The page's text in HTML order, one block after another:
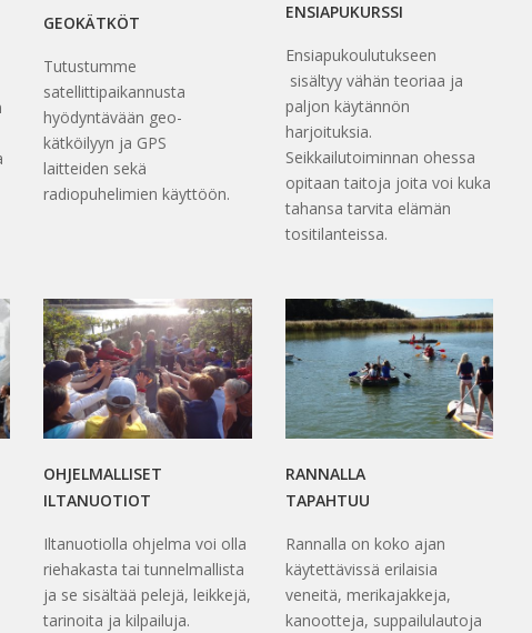
GEOKÄTKÖT
Tutustumme
satellittipaikannusta
hyödyntävään geo-
kätköilyyn ja GPS
laitteiden sekä
radiopuhelimien käyttöön.
ENSIAPUKURSSI
Ensiapukoulutukseen
sisältyy vähän teoriaa ja
paljon käytännön
harjoituksia.
Seikkailutoiminnan ohessa
opitaan taitoja joita voi kuka
tahansa tarvita elämän
tositilanteissa.
OHJELMALLISET
ILTANUOTIOT
Iltanuotiolla ohjelma voi olla
riehakasta tai tunnelmallista
ja se sisältää pelejä, leikkejä,
tarinoita ja kilpailuja.
RANNALLA
TAPAHTUU
Rannalla on koko ajan
käytettävissä erilaisia
veneitä, merikajakkeja,
kanootteja, suppailulautoja